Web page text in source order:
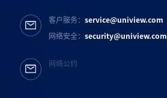
客户服务：service@uniview.com
网络安全：security@uniview.com
网络公约